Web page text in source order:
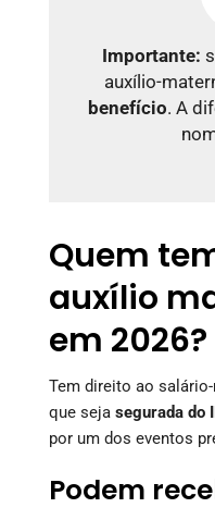
Importante:
auxílio-
benefício. A
Quem
auxílio
em 2026?
Tem direito ao
que seja segurada do
por um dos eventos
Podem